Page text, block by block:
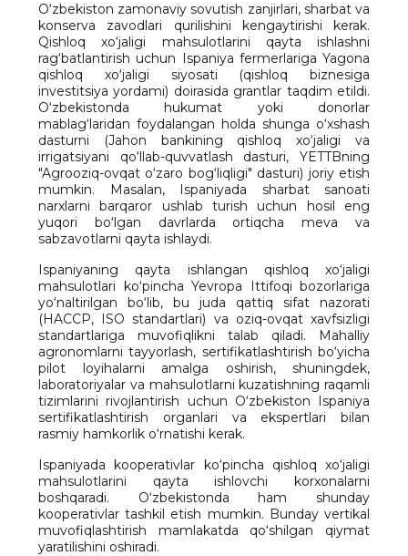
O‘zbekiston zamonaviy sovutish zanjirlari, sharbat va
konserva zavodlari qurilishini kengaytirishi kerak.
Qishloq xo‘jaligi mahsulotlarini qayta ishlashni
rag‘batlantirish uchun Ispaniya fermerlariga Yagona
qishloq xo‘jaligi siyosati (qishloq biznesiga
investitsiya yordami) doirasida grantlar taqdim etildi.
O‘zbekistonda hukumat yoki donorlar
mablag‘laridan foydalangan holda shunga o‘xshash
dasturni (Jahon bankining qishloq xo‘jaligi va
irrigatsiyani qo‘llab-quvvatlash dasturi, YETTBning
"Agrooziq-ovqat o‘zaro bog‘liqligi" dasturi) joriy etish
mumkin. Masalan, Ispaniyada sharbat sanoati
narxlarni barqaror ushlab turish uchun hosil eng
yuqori bo‘lgan davrlarda ortiqcha meva va
sabzavotlarni qayta ishlaydi.
Ispaniyaning qayta ishlangan qishloq xo‘jaligi
mahsulotlari ko‘pincha Yevropa Ittifoqi bozorlariga
yo‘naltirilgan bo‘lib, bu juda qattiq sifat nazorati
(HACCP, ISO standartlari) va oziq-ovqat xavfsizligi
standartlariga muvofiqlikni talab qiladi. Mahalliy
agronomlarni tayyorlash, sertifikatlashtirish bo‘yicha
pilot loyihalarni amalga oshirish, shuningdek,
laboratoriyalar va mahsulotlarni kuzatishning raqamli
tizimlarini rivojlantirish uchun O‘zbekiston Ispaniya
sertifikatlashtirish organlari va ekspertlari bilan
rasmiy hamkorlik o‘rnatishi kerak.
Ispaniyada kooperativlar ko‘pincha qishloq xo‘jaligi
mahsulotlarini qayta ishlovchi korxonalarni
boshqaradi. O‘zbekistonda ham shunday
kooperativlar tashkil etish mumkin. Bunday vertikal
muvofiqlashtirish mamlakatda qo‘shilgan qiymat
yaratilishini oshiradi.